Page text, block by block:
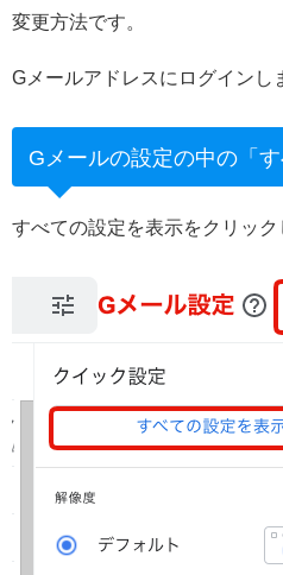
変更方法です。
Gメールアドレスにログインし
Gメールの設定の中の「す
すべての設定を表示をクリック